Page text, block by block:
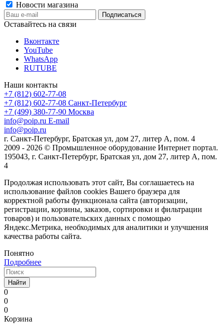
Новости магазина
Оставайтесь на связи
Вконтакте
YouTube
WhatsApp
RUTUBE
Наши контакты
+7 (812) 602-77-08
+7 (812) 602-77-08 Санкт-Петербург
+7 (499) 380-77-90 Москва
info@poip.ru E-mail
info@poip.ru
г. Санкт-Петербург, Братская ул, дом 27, литер А, пом. 4
2009 - 2026 © Промышленное оборудование Интернет портал.
195043, г. Санкт-Петербург, Братская ул, дом 27, литер А, пом.
4
Продолжая использовать этот сайт, Вы соглашаетесь на
использование файлов cookies Вашего браузера для
корректной работы функционала сайта (авторизации,
регистрации, корзины, заказов, сортировки и фильтрации
товаров) и пользовательских данных с помощью
Яндекс.Метрика, необходимых для аналитики и улучшения
качества работы сайта.
Понятно
Подробнее
Найти
0
0
0
Корзина